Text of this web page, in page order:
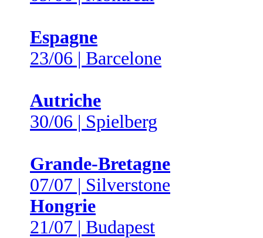
Espagne
23/06 | Barcelone
Autriche
30/06 | Spielberg
Grande-Bretagne
07/07 | Silverstone
Hongrie
21/07 | Budapest